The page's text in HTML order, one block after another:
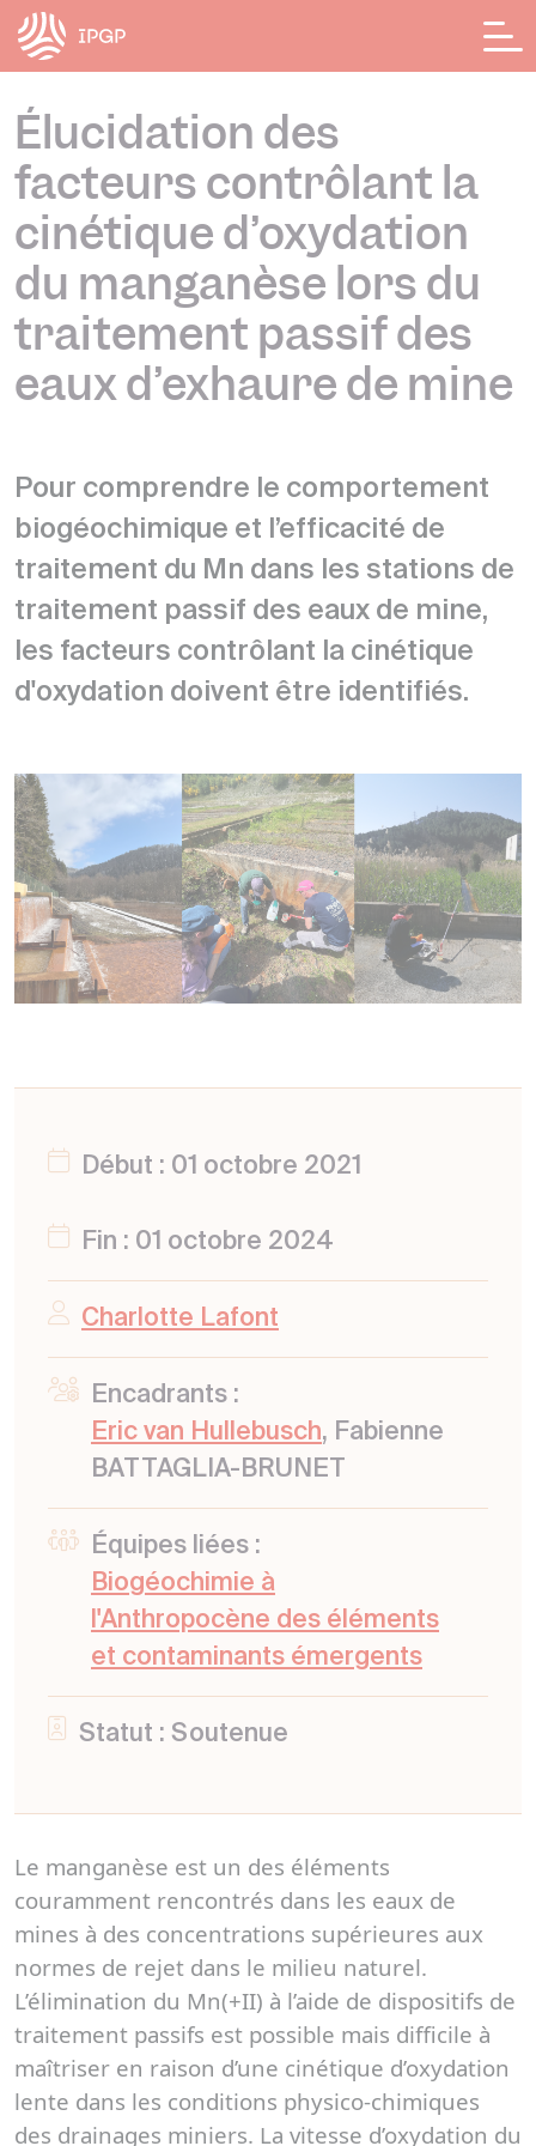
Élucidation des
facteurs contrôlant la
cinétique d’oxydation
du manganèse lors du
traitement passif des
eaux d’exhaure de mine
Pour comprendre le comportement
biogéochimique et l’efficacité de
traitement du Mn dans les stations de
traitement passif des eaux de mine,
les facteurs contrôlant la cinétique
d'oxydation doivent être identifiés.
Début : 01 octobre 2021
Fin : 01 octobre 2024
Charlotte Lafont
Encadrants :
Eric van Hullebusch, Fabienne
BATTAGLIA-BRUNET
Équipes liées :
Biogéochimie à
l'Anthropocène des éléments
et contaminants émergents
Statut : Soutenue
Le manganèse est un des éléments
couramment rencontrés dans les eaux de
mines à des concentrations supérieures aux
normes de rejet dans le milieu naturel.
L’élimination du Mn(+II) à l’aide de dispositifs de
traitement passifs est possible mais difficile à
maîtriser en raison d’une cinétique d’oxydation
lente dans les conditions physico-chimiques
des drainages miniers. La vitesse d’oxydation du
Panneau de gestion des cookies